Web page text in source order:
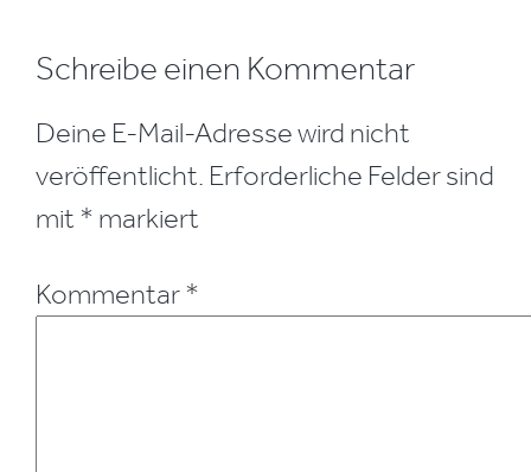
Leser-
Schreibe einen Kommentar
Deine E-Mail-Adresse wird nicht
veröffentlicht. Erforderliche Felder sind
mit * markiert
Kommentar *